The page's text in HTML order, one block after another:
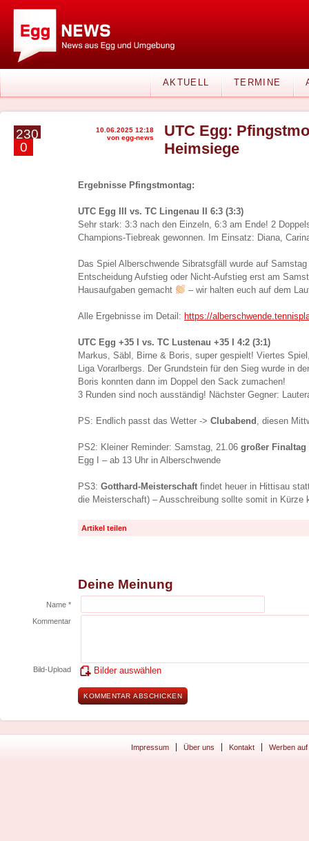
AKTUELL TERMINE
230
0
10.06.2025 12:18
von egg-news
UTC Egg:
Heimsiege
Ergebnisse Pfingstmontag:
UTC Egg III vs. TC Lingenau II 6:3 (3:3)
Sehr stark: 3:3 nach den Einzeln, 6:3 am Ende! 2
Champions-Tiebreak gewonnen. Im Einsatz: Diana,
Das Spiel Alberschwende Sibratsgfäll wurde auf
Entscheidung Aufstieg oder Nicht-Aufstieg erst am
Hausaufgaben gemacht
– wir halten euch auf dem
Alle Ergebnisse im Detail: https://
UTC Egg +35 I vs. TC Lustenau +35 I 4:2 (3:1)
Markus, Säbl, Birne & Boris, super gespielt! Viertes
Liga Vorarlbergs. Der Grundstein für den Sieg wurde in
Boris konnten dann im Doppel den Sack zumachen!
3 Runden sind noch ausständig! Nächster Gegner:
PS: Endlich passt das Wetter -> Clubabend , diesen
PS2: Kleiner Reminder: Samstag, 21.06 großer Finaltag
Egg I – ab 13 Uhr in Alberschwende
PS3: Gotthard-Meisterschaft findet heuer in Hittisau
die Meisterschaft) – Ausschreibung sollte somit in Kürze
Artikel teilen
Deine Meinung
Name *
Kommentar
Bild-Upload Bilder auswählen
Impressum Über uns Kontakt Werben